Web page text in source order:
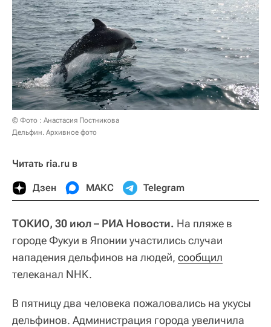
© Фото : Анастасия Постникова
Дельфин. Архивное фото
Читать ria.ru в
Дзен МАКС Telegram
ТОКИО, 30 июл – РИА Новости. На пляже в
городе Фукуи в Японии участились случаи
нападения дельфинов на людей, сообщил
телеканал NHK.
В пятницу два человека пожаловались на укусы
дельфинов. Администрация города увеличила